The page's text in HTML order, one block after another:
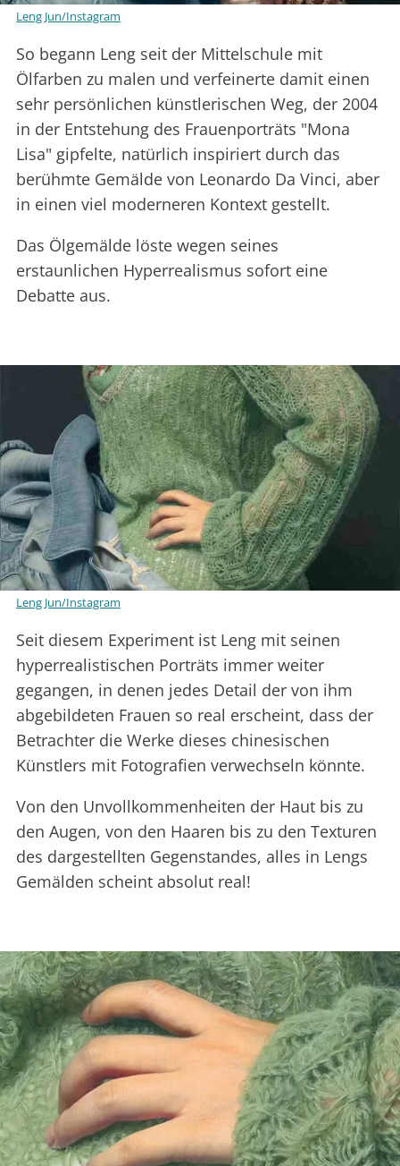
Leng Jun/Instagram
So begann Leng seit der Mittelschule mit
Ölfarben zu malen und verfeinerte damit einen
sehr persönlichen künstlerischen Weg, der 2004
in der Entstehung des Frauenporträts "Mona
Lisa" gipfelte, natürlich inspiriert durch das
berühmte Gemälde von Leonardo Da Vinci, aber
in einen viel moderneren Kontext gestellt.
Das Ölgemälde löste wegen seines
erstaunlichen Hyperrealismus sofort eine
Debatte aus.
Leng Jun/Instagram
Seit diesem Experiment ist Leng mit seinen
hyperrealistischen Porträts immer weiter
gegangen, in denen jedes Detail der von ihm
abgebildeten Frauen so real erscheint, dass der
Betrachter die Werke dieses chinesischen
Künstlers mit Fotografien verwechseln könnte.
Von den Unvollkommenheiten der Haut bis zu
den Augen, von den Haaren bis zu den Texturen
des dargestellten Gegenstandes, alles in Lengs
Gemälden scheint absolut real!